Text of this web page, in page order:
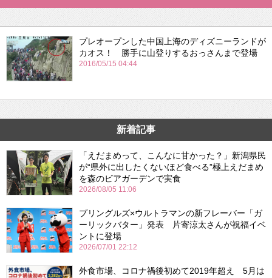
プレオープンした中国上海のディズニーランドが
カオス！ 勝手に山登りするおっさんまで登場
2016/05/15 04:44
新着記事
「えだまめって、こんなに甘かった？」新潟県民
が“県外に出したくないほど食べる”極上えだまめ
を森のビアガーデンで実食
2026/08/05 11:06
プリングルズ×ウルトラマンの新フレーバー「ガ
ーリックバター」発表 片寄涼太さんが祝福イベ
ントに登場
2026/07/01 22:12
外食市場、コロナ禍後初めて2019年超え 5月は